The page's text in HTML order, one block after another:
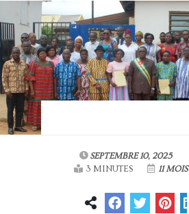
SEPTEMBRE 10, 2025
3 MINUTES
11 MOIS